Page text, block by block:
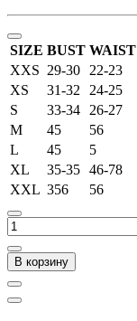
SIZE BUST WAIST
XXS 29-30 22-23
XS
31-32 24-25
S
33-34 26-27
M
45 56
L
45 5
XL
35-35 46-78
XXL 356 56
В корзину